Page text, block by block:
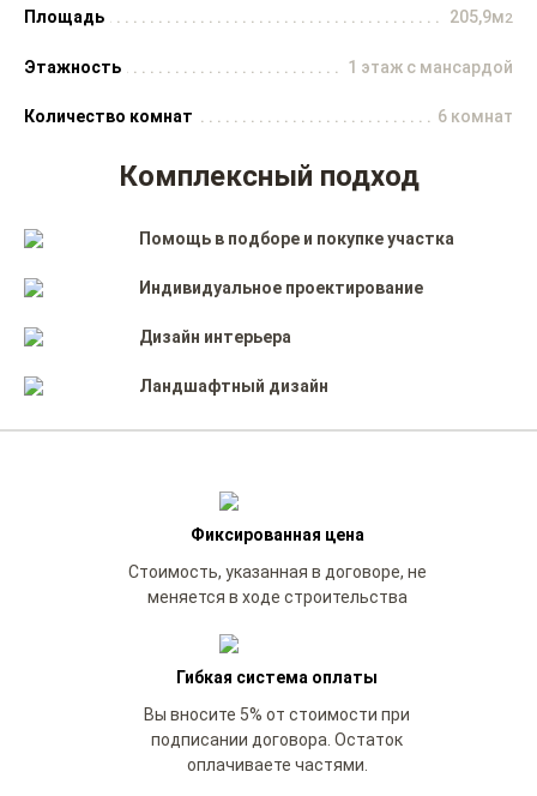
Площадь 205,9м2
Этажность 1 этаж с мансардой
Количество комнат 6 комнат
Комплексный подход
Помощь в подборе и покупке участка
Индивидуальное проектирование
Дизайн интерьера
Ландшафтный дизайн
Фиксированная цена
Стоимость, указанная в договоре, не
меняется в ходе строительства
Гибкая система оплаты
Вы вносите 5% от стоимости при
подписании договора. Остаток
оплачиваете частями.